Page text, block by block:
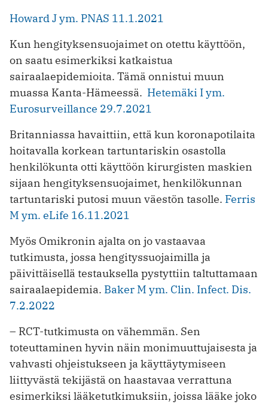
Howard J ym. PNAS 11.1.2021
Kun hengityksensuojaimet on otettu käyttöön,
on saatu esimerkiksi katkaistua
sairaalaepidemioita. Tämä onnistui muun
muassa Kanta-Hämeessä. Hetemäki I ym.
Eurosurveillance 29.7.2021
Britanniassa havaittiin, että kun koronapotilaita
hoitavalla korkean tartuntariskin osastolla
henkilökunta otti käyttöön kirurgisten maskien
sijaan hengityksensuojaimet, henkilökunnan
tartuntariski putosi muun väestön tasolle. Ferris
M ym. eLife 16.11.2021
Myös Omikronin ajalta on jo vastaavaa
tutkimusta, jossa hengityssuojaimilla ja
päivittäisellä testauksella pystyttiin taltuttamaan
sairaalaepidemia. Baker M ym. Clin. Infect. Dis.
7.2.2022
– RCT-tutkimusta on vähemmän. Sen
toteuttaminen hyvin näin monimuuttujaisesta ja
vahvasti ohjeistukseen ja käyttäytymiseen
liittyvästä tekijästä on haastavaa verrattuna
esimerkiksi lääketutkimuksiin, joissa lääke joko